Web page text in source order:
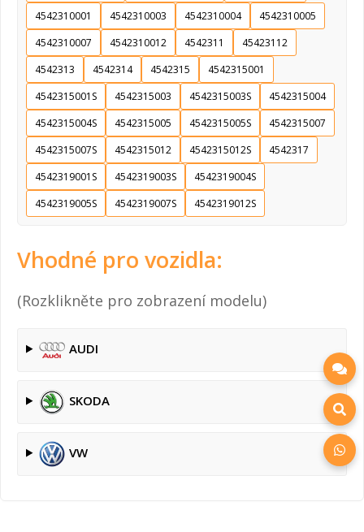
4542310001
4542310003 4542310004
4542310005
4542310007
4542310012 4542311
45423112
4542313
4542314 4542315
4542315001
4542315001S
4542315003 4542315003S
4542315004
4542315004S
4542315005 4542315005S
4542315007
4542315007S
4542315012 4542315012S
4542317
4542319001S
4542319003S
4542319004S
4542319005S
4542319007S 4542319012S
Vhodné pro vozidla:
(Rozklikněte pro zobrazení modelu)
AUDI
SKODA
VW